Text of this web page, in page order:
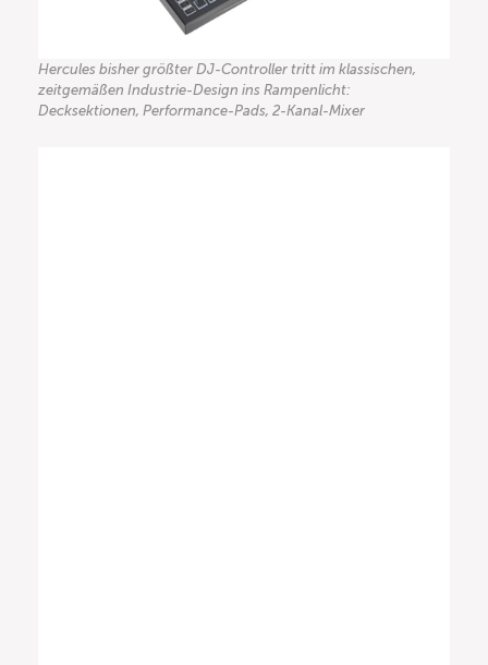
Hercules bisher größter DJ-Controller tritt im klassischen,
zeitgemäßen Industrie-Design ins Rampenlicht:
Decksektionen, Performance-Pads, 2-Kanal-Mixer